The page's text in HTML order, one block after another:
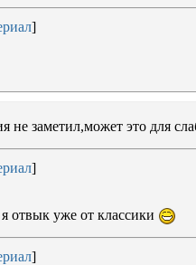
]
не заметил,может это для
]
я отвык уже от классики
]